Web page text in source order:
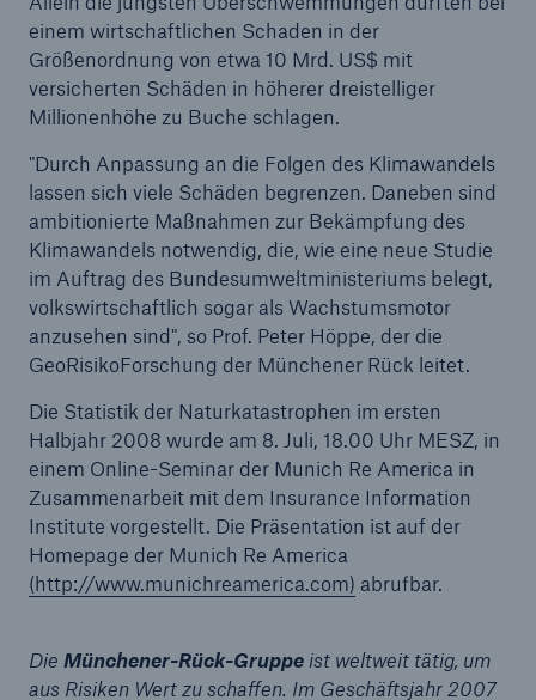
einem wirtschaftlichen Schaden in der
Größenordnung von etwa 10 Mrd. US$ mit
versicherten Schäden in höherer dreistelliger
Millionenhöhe zu Buche schlagen.
"Durch Anpassung an die Folgen des Klimawandels
lassen sich viele Schäden begrenzen. Daneben sind
ambitionierte Maßnahmen zur Bekämpfung des
Klimawandels notwendig, die, wie eine neue Studie
im Auftrag des Bundesumweltministeriums belegt,
volkswirtschaftlich sogar als Wachstumsmotor
anzusehen sind", so Prof. Peter Höppe, der die
GeoRisikoForschung der Münchener Rück leitet.
Die Statistik der Naturkatastrophen im ersten
Halbjahr 2008 wurde am 8. Juli, 18.00 Uhr MESZ, in
einem Online-Seminar der Munich Re America in
Zusammenarbeit mit dem Insurance Information
Institute vorgestellt. Die Präsentation ist auf der
Homepage der Munich Re America
(http://www.munichreamerica.com) abrufbar.
Die Münchener-Rück-Gruppeist weltweit tätig, um
aus Risiken Wert zu schaffen. Im Geschäftsjahr 2007
Leistungsentscheidung in der BU-
Versicherung bis zu
50 %
Cyber
Internetkriminalität
600 bn